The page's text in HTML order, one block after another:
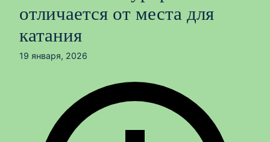
отличается от места для
катания
19 января, 2026